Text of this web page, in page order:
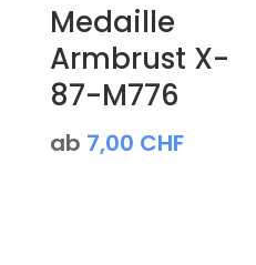
Medaille
Armbrust X-
87-M776
ab 7,00 CHF